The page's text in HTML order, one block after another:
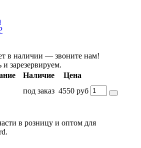
в наличии — звоните нам!
и зарезервируем.
Наличие
Цена
под заказ 4550 руб
в розницу и оптом для